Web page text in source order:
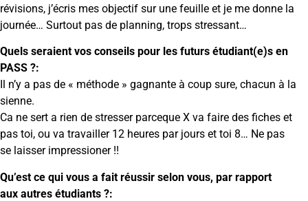
révisions, j’écris mes objectif sur une feuille et je me donne la
journée… Surtout pas de planning, trops stressant…
Quels seraient vos conseils pour les futurs étudiant(e)s en
PASS ?:
Il n’y a pas de « méthode » gagnante à coup sure, chacun à la
sienne.
Ca ne sert a rien de stresser parceque X va faire des fiches et
pas toi, ou va travailler 12 heures par jours et toi 8… Ne pas
se laisser impressioner !!
Qu’est ce qui vous a fait réussir selon vous, par rapport
aux autres étudiants ?: